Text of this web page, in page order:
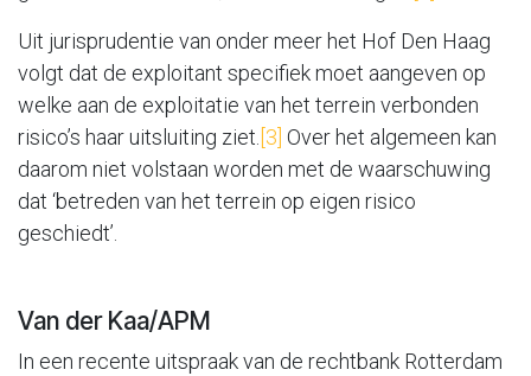
Uit jurisprudentie van onder meer het Hof Den Haag
volgt dat de exploitant specifiek moet aangeven op
welke aan de exploitatie van het terrein verbonden
risico’s haar uitsluiting ziet. [3] Over het algemeen kan
daarom niet volstaan worden met de waarschuwing
dat ‘betreden van het terrein op eigen risico
geschiedt’.
Van der Kaa/APM
In een recente uitspraak van de rechtbank Rotterdam